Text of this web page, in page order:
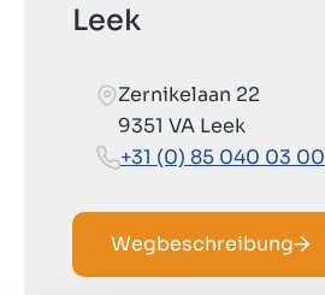
Leek
Zernikelaan 22
9351 VA Leek
+31 (0) 85 040 03 00
Wegbeschreibung